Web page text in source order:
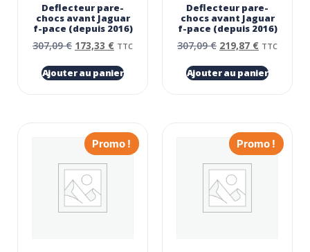
Deflecteur pare-
chocs avant Jaguar
f-pace (depuis 2016)
307,09€ 173,33 € TTC
Ajouter au panier
Deflecteur pare-
chocs avant Jaguar
f-pace (depuis 2016)
307,09€ 219,87 € TTC
Ajouter au panier
Promo ! Promo !